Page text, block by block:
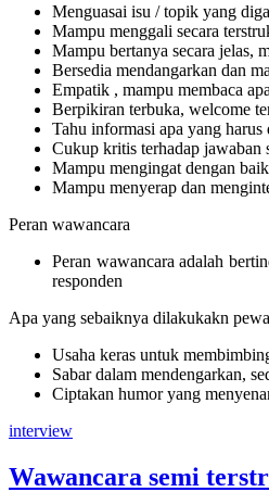
Menguasai isu / topik yang
Mampu menggali secara
Mampu bertanya secara jelas,
Bersedia mendangarkan dan
Empatik , mampu membaca
Berpikiran terbuka, welcome
Tahu informasi apa yang
Cukup kritis terhadap jawaban
Mampu mengingat dengan
Mampu menyerap dan
Peran wawancara
Peran wawancara adalah
responden
Apa yang sebaiknya dilakukakn
Usaha keras untuk
Sabar dalam mendengarkan,
Ciptakan humor yang
interview
Wawancara semi